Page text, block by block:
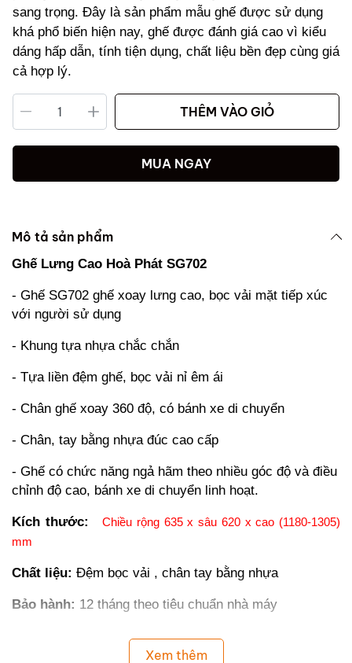
sang trọng. Đây là sản phẩm mẫu ghế được sử dụng
khá phổ biến hiện nay, ghế được đánh giá cao vì kiểu
dáng hấp dẫn, tính tiện dụng, chất liệu bền đẹp cùng giá
cả hợp lý.
THÊM VÀO GIỎ
MUA NGAY
Mô tả sản phẩm
Ghế Lưng Cao Hoà Phát SG702
- Ghế SG702 ghế xoay lưng cao, bọc vải mặt tiếp xúc
với người sử dụng
- Khung tựa nhựa chắc chắn
- Tựa liền đệm ghế, bọc vải nỉ êm ái
- Chân ghế xoay 360 độ, có bánh xe di chuyển
- Chân, tay bằng nhựa đúc cao cấp
- Ghế có chức năng ngả hãm theo nhiều góc độ và điều
chỉnh độ cao, bánh xe di chuyển linh hoạt.
Kích thước:
Chiều rộng 635 x sâu 620 x cao (1180-1305)
mm
Chất liệu: Đệm bọc vải , chân tay bằng nhựa
Bảo hành: 12 tháng theo tiêu chuẩn nhà máy
Xem thêm